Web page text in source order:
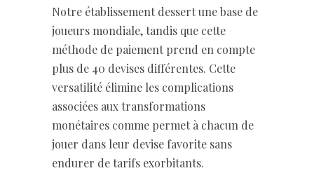
Notre établissement dessert une base de
joueurs mondiale, tandis que cette
méthode de paiement prend en compte
plus de 40 devises différentes. Cette
versatilité élimine les complications
associées aux transformations
monétaires comme permet à chacun de
jouer dans leur devise favorite sans
endurer de tarifs exorbitants.